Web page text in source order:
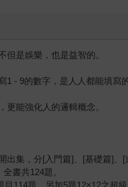
但是娛樂，也是益智的。
1 - 9的數字，是人人都能填
更能強化人的邏輯概念。
出集，分[入門篇]、[基礎篇]、[
書共124題。